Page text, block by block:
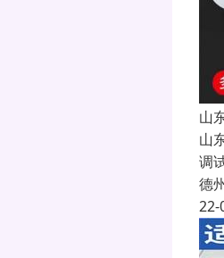
山
山
调
德
22-